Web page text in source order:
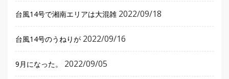
台風14号で湘南エリアは大混雑 2022/09/18
台風14号のうねりが 2022/09/16
9月になった。 2022/09/05